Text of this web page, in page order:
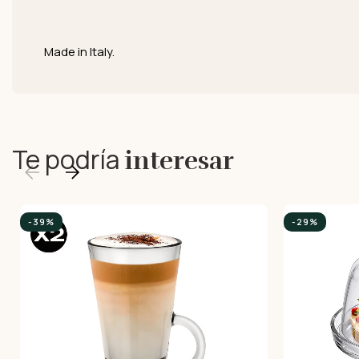
Made in Italy.
Te podríainteresar
-39% -29%